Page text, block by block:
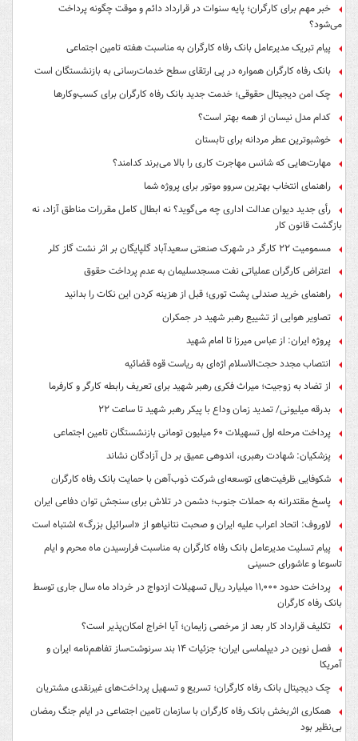
خبر مهم برای کارگران؛ پایه سنوات در قرارداد دائم و موقت چگونه پرداخت
می‌شود؟
پیام تبریک مدیرعامل بانک رفاه کارگران به مناسبت هفته تامین اجتماعی
بانک رفاه کارگران همواره در پی ارتقای سطح خدمات‌رسانی به بازنشستگان است
چک امن دیجیتال حقوقی؛ خدمت جدید بانک رفاه کارگران برای کسب‌وکارها
کدام مدل نیسان از همه بهتر است؟
خوشبوترین عطر مردانه برای تابستان
مهارت‌هایی که شانس مهاجرت کاری را بالا می‌برند کدامند؟
راهنمای انتخاب بهترین سروو موتور برای پروژه شما
رأی جدید دیوان عدالت اداری چه می‌گوید؟ نه ابطال کامل مقررات مناطق آزاد، نه
بازگشت قانون کار
مسمومیت ۲۲ کارگر در شهرک صنعتی سعیدآباد گلپایگان بر اثر نشت گاز کلر
اعتراض کارگران عملیاتی نفت مسجدسلیمان به عدم پرداخت حقوق
راهنمای خرید صندلی پشت توری؛ قبل از هزینه کردن این نکات را بدانید
تصاویر هوایی از تشییع رهبر شهید در جمکران
پروژه ایران: از عباس میرزا تا امام شهید
انتصاب مجدد حجت‌الاسلام اژه‌ای به ریاست قوه‌ قضائیه
از تضاد به زوجیت؛ میراث فکری رهبر شهید برای تعریف رابطه کارگر و کارفرما
بدرقه میلیونی/ تمدید زمان وداع با پیکر رهبر شهید تا ساعت ۲۲
پرداخت مرحله اول تسهیلات ۶۰ میلیون تومانی بازنشستگان تامین اجتماعی
پزشکیان: شهادت رهبری، اندوهی عمیق بر دل آزادگان نشاند
شکوفایی ظرفیت‌های توسعه‌ای شرکت ذوب‌آهن با حمایت‌ بانک رفاه کارگران
پاسخ مقتدرانه به حملات جنوب؛ دشمن در تلاش برای سنجش توان دفاعی ایران
لاوروف: اتحاد اعراب علیه ایران و صحبت نتانیاهو از «اسرائیل بزرگ» اشتباه است
پیام تسلیت مدیرعامل بانک رفاه کارگران به مناسبت فرارسیدن ماه محرم و ایام
تاسوعا و عاشورای حسینی
پرداخت حدود ۱۱,۰۰۰ میلیارد ریال تسهیلات ازدواج در خرداد ماه سال جاری توسط
بانک رفاه کارگران
تکلیف قرارداد کار بعد از مرخصی زایمان؛ آیا اخراج امکان‌پذیر است؟
فصل نوین در دیپلماسی ایران؛ جزئیات ۱۴ بند سرنوشت‌ساز تفاهم‌نامه ایران و
آمریکا
چک دیجیتال بانک رفاه کارگران؛ تسریع و تسهیل پرداخت‌های غیرنقدی مشتریان
همکاری اثربخش بانک رفاه کارگران با سازمان تامین اجتماعی در ایام جنگ رمضان
بی‌نظیر بود